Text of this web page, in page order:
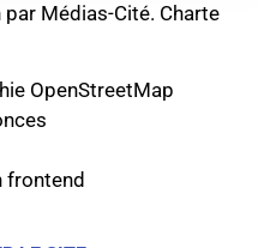
Médias-Cité. Charte
OpenStreetMap
frontend